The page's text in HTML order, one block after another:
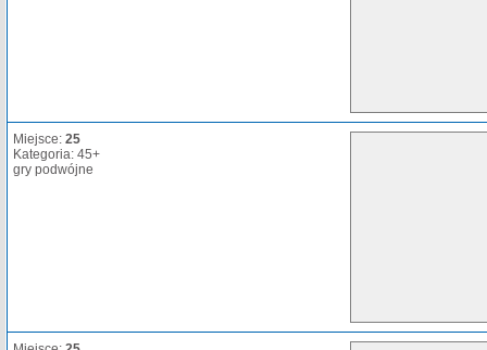
Miejsce: 25
Kategoria: 45+
gry podwójne